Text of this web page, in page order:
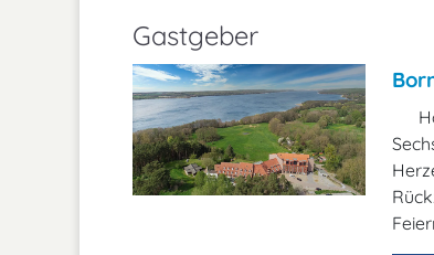
Gastgeber